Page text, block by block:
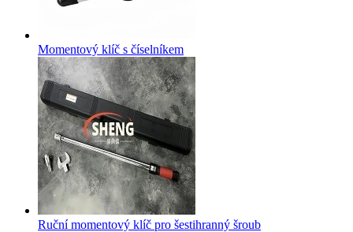
Momentový klíč s číselníkem
Ruční momentový klíč pro šestihranný šroub